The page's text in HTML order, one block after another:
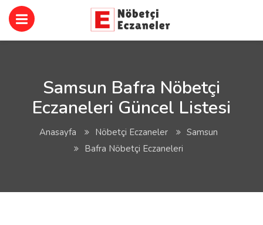
Samsun Bafra Nöbetçi
Eczaneleri Güncel Listesi
Anasayfa Nöbetçi Eczaneler
Samsun
Bafra Nöbetçi Eczaneleri